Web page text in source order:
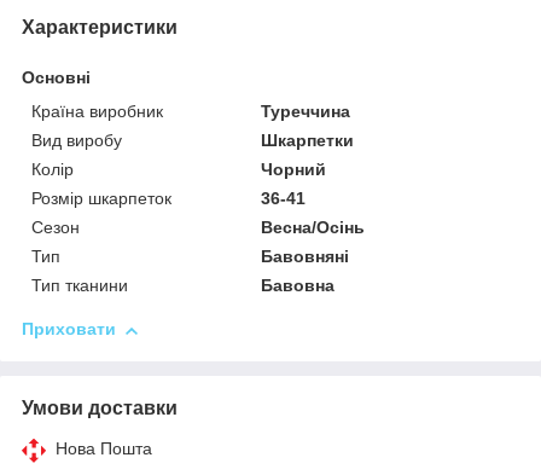
Характеристики
Основні
Країна виробник
Туреччина
Вид виробу
Шкарпетки
Колір
Чорний
Розмір шкарпеток
36-41
Сезон
Весна/Осінь
Тип
Бавовняні
Тип тканини
Бавовна
Приховати
Умови доставки
Нова Пошта